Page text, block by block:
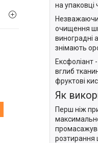
на упаковці
Незважаючи
очищення
виноградні
знімають
Ексфоліант
вглиб
фруктові
Як
Перш ніж
розтирання